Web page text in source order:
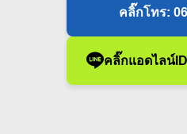
คลิ๊กโทร:
คลิ๊กแอดไลน์